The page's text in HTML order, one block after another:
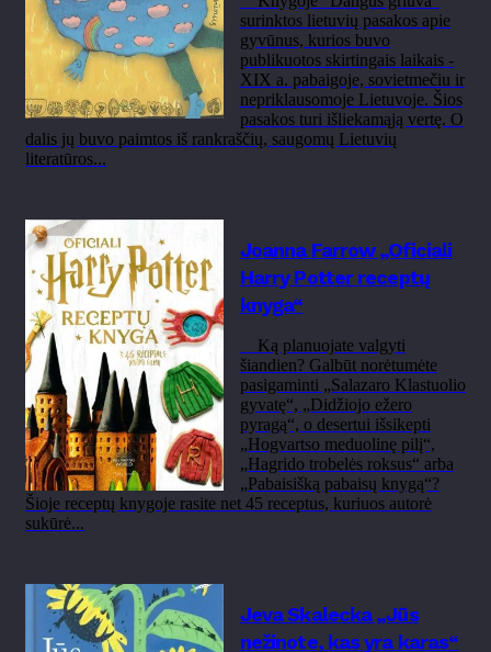
surinktos lietuvių pasakos apie
gyvūnus, kurios buvo
publikuotos skirtingais laikais -
XIX a. pabaigoje, sovietmečiu ir
nepriklausomoje Lietuvoje. Šios
pasakos turi išliekamąją vertę. O
dalis jų buvo paimtos iš rankraščių, saugomų Lietuvių
literatūros...
Joanna Farrow „Oficiali
Harry Potter receptų
knyga“
Ką planuojate valgyti
šiandien? Galbūt norėtumėte
pasigaminti „Salazaro Klastuolio
gyvatę“, „Didžiojo ežero
pyragą“, o desertui išsikepti
„Hogvartso meduolinę pilį“,
„Hagrido trobelės roksus“ arba
„Pabaisišką pabaisų knygą“?
Šioje receptų knygoje rasite net 45 receptus, kuriuos autorė
sukūrė...
Jeva Skalecka „Jūs
nežinote, kas yra karas“